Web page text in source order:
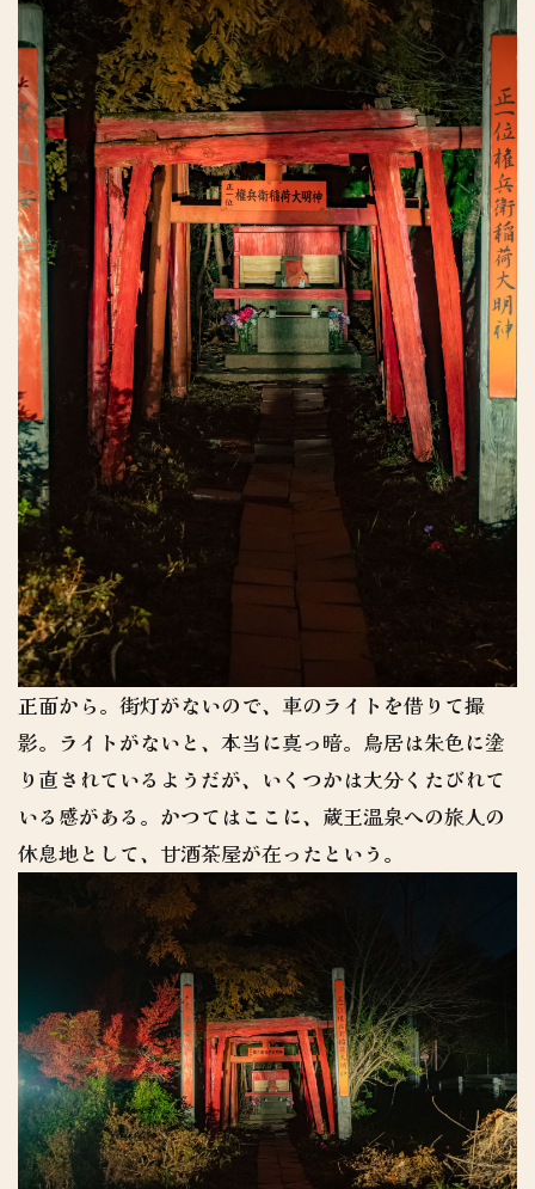
正面から。街灯がないので、車のライトを借りて撮
影。ライトがないと、本当に真っ暗。鳥居は朱色に塗
り直されているようだが、いくつかは大分くたびれて
いる感がある。かつてはここに、蔵王温泉への旅人の
休息地として、甘酒茶屋が在ったという。